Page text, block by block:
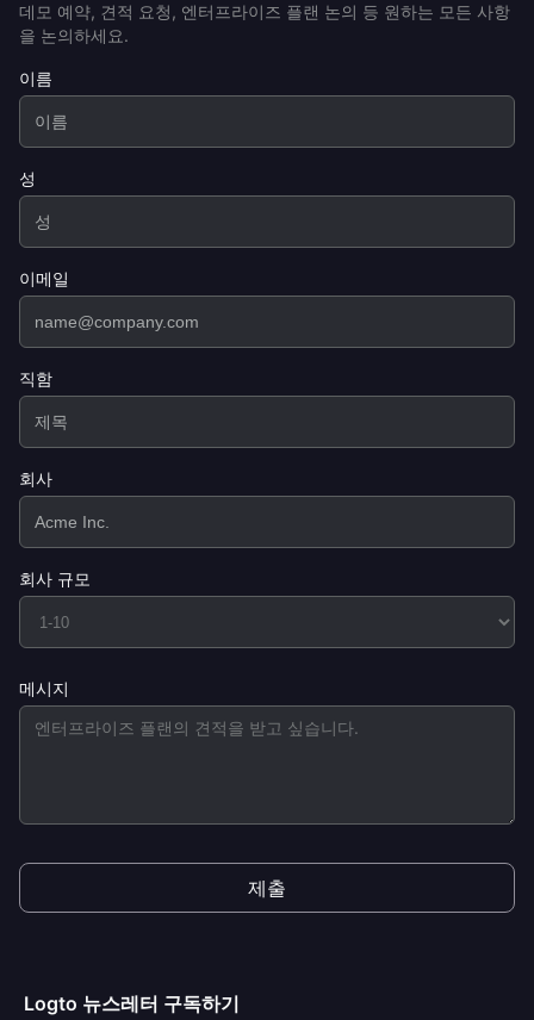
데모 예약, 견적 요청, 엔터프라이즈 플랜 논의 등 원하는 모든 사항
을 논의하세요.
이름
성
이메일
직함
회사
회사 규모
메시지
제출
Logto 뉴스레터 구독하기